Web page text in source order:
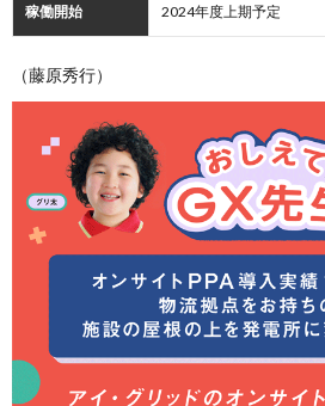
稼働開始 2024年度上期予定
（藤原秀行）